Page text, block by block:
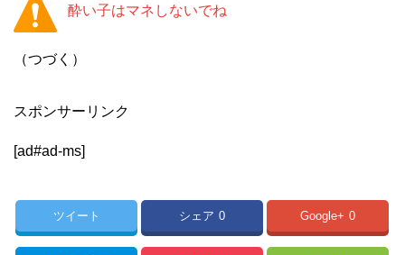
酔い子はマネしないでね
（つづく）
スポンサーリンク
[ad#ad-ms]
ツイート シェア 0 Google+ 0